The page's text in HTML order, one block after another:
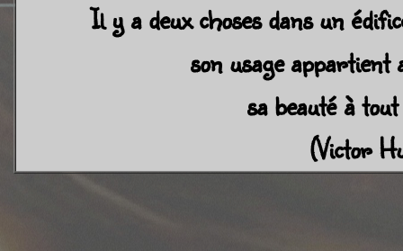
Il y a deux choses dans un
son usage
sa beauté à
(Victor